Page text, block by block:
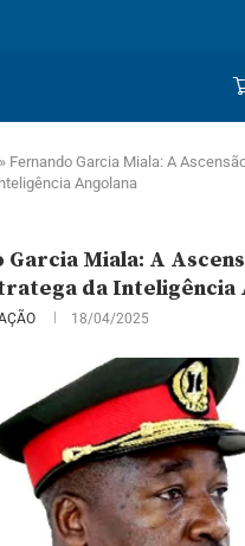
» Fernando Garcia Miala: A
Angolana
Garcia Miala: A
da Inteligência
18/04/2025